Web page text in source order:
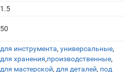
1.5
50
для инструмента, универсальные,
для хранения,производственные,
для мастерской, для деталей, под